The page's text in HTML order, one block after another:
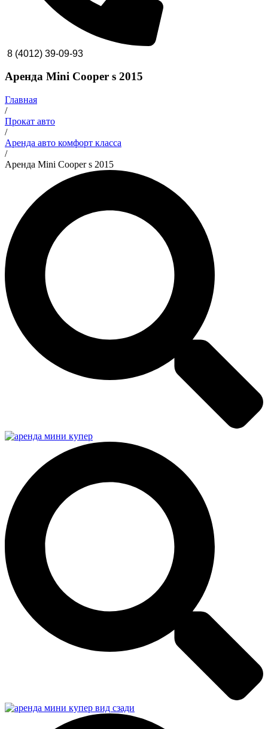
8 (4012) 39-09-93
Аренда Mini Cooper s 2015
Главная
/
Прокат авто
/
Аренда авто комфорт класса
/
Аренда Mini Cooper s 2015